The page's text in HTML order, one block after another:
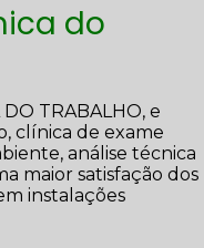
do
TRABALHO, e
clínica de exame
análise técnica
maior satisfação dos
instalações